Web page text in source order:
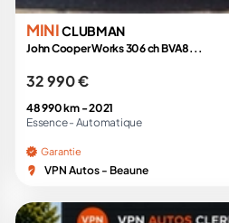
MINICLUBMAN
John Cooper Works 306 ch BVA8...
32 990 €
48 990 km -2021
Essence - Automatique
Garantie
VPN Autos - Beaune